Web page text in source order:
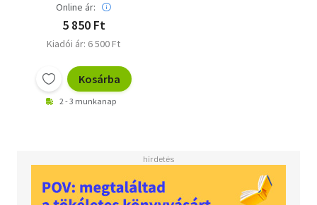
Online ár:
5 850 Ft
Kiadói ár: 6 500 Ft
Kosárba
2 - 3 munkanap